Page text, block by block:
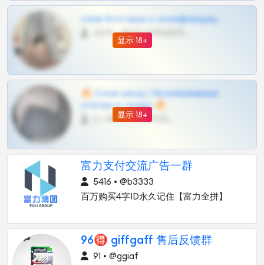
显示 18+
слив блогерш и онлифанщиц
4675 •
显示 18+
🔥 Слив шкод | Эксклюзивные
утечки и сливы 🔥
富力支付交流广告一群
5416 • @b3333
百万购买4字ID永久记住【富力全拼】
96🉐 giffgaff 售后反馈群
91 • @ggiaf